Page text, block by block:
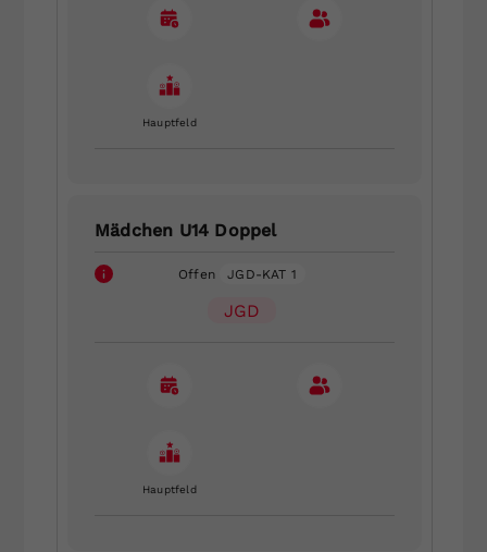
Hauptfeld
Mädchen U14 Doppel
Offen JGD-KAT 1
JGD
Hauptfeld